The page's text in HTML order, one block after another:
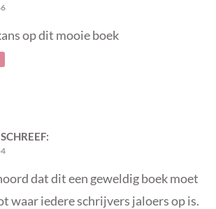
op dit mooie boek
SCHREEF:
dat dit een geweldig boek moet
waar iedere schrijvers jaloers op is.